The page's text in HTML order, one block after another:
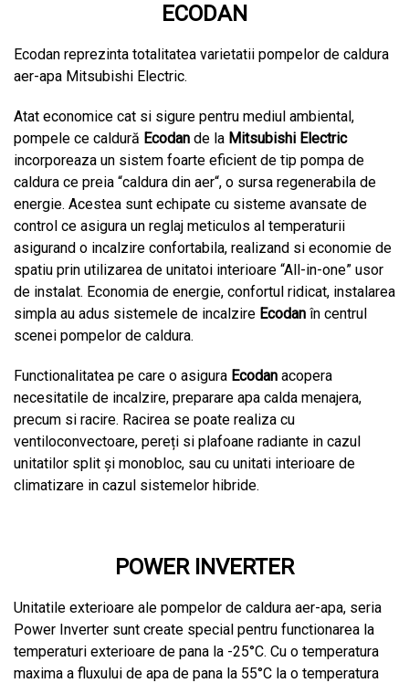
ECODAN
Ecodan reprezinta totalitatea varietatii pompelor de caldura
aer-apa Mitsubishi Electric.
Atat economice cat si sigure pentru mediul ambiental,
pompele ce caldură Ecodan de la Mitsubishi Electric
incorporeaza un sistem foarte eficient de tip pompa de
caldura ce preia “caldura din aer“, o sursa regenerabila de
energie. Acestea sunt echipate cu sisteme avansate de
control ce asigura un reglaj meticulos al temperaturii
asigurand o incalzire confortabila, realizand si economie de
spatiu prin utilizarea de unitatoi interioare “All-in-one” usor
de instalat. Economia de energie, confortul ridicat, instalarea
simpla au adus sistemele de incalzire Ecodan în centrul
scenei pompelor de caldura.
Functionalitatea pe care o asigura Ecodan acopera
necesitatile de incalzire, preparare apa calda menajera,
precum si racire. Racirea se poate realiza cu
ventiloconvectoare, pereți si plafoane radiante in cazul
unitatilor split și monobloc, sau cu unitati interioare de
climatizare in cazul sistemelor hibride.
POWER INVERTER
Unitatile exterioare ale pompelor de caldura aer-apa, seria
Power Inverter sunt create special pentru functionarea la
temperaturi exterioare de pana la -25°C. Cu o temperatura
maxima a fluxului de apa de pana la 55°C la o temperatura